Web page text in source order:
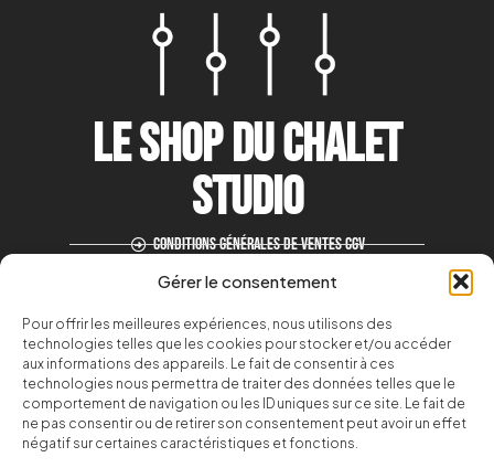
Gérer le consentement
Pour offrir les meilleures expériences, nous utilisons des
technologies telles que les cookies pour stocker et/ou accéder
aux informations des appareils. Le fait de consentir à ces
technologies nous permettra de traiter des données telles que le
comportement de navigation ou les ID uniques sur ce site. Le fait de
ne pas consentir ou de retirer son consentement peut avoir un effet
négatif sur certaines caractéristiques et fonctions.
le shop du CHALET
STUDIO
Conditions générales de ventes CGV
Politique de remboursement
Mentions légales
Qui sommes nous ?
Instrumentales - Beat
Nos presets